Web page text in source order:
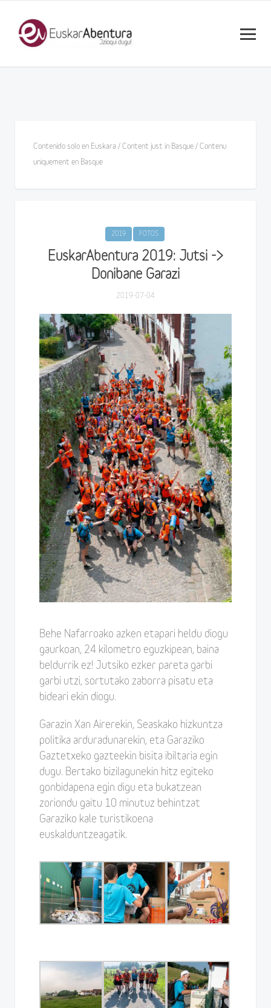
Contenido solo en Euskara / Content just in Basque / Contenu
uniquement en Basque
2019 FOTOS
EuskarAbentura 2019: Jutsi ->
Donibane Garazi
2019-07-04
Behe Nafarroako azken etapari heldu diogu
gaurkoan, 24 kilometro eguzkipean, baina
beldurrik ez! Jutsiko ezker pareta garbi
garbi utzi, sortutako zaborra pisatu eta
bideari ekin diogu.
Garazin Xan Airerekin, Seaskako hizkuntza
politika arduradunarekin, eta Garaziko
Gaztetxeko gazteekin bisita ibiltaria egin
dugu. Bertako bizilagunekin hitz egiteko
gonbidapena egin digu eta bukatzean
zoriondu gaitu 10 minutuz behintzat
Garaziko kale turistikoena
euskalduntzeagatik.